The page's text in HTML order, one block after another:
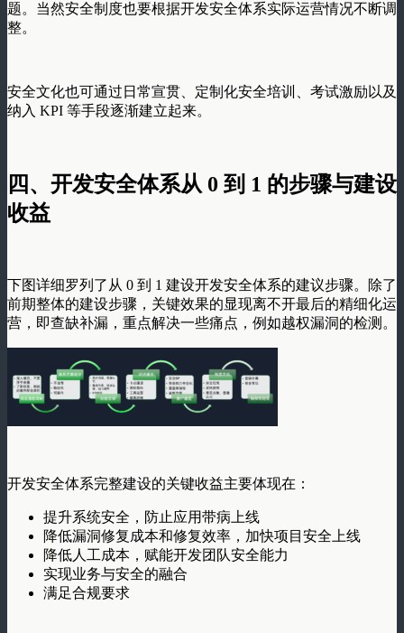
题。当然安全制度也要根据开发安全体系实际运营情况不断调
整。
安全文化也可通过日常宣贯、定制化安全培训、考试激励以及
纳入 KPI 等手段逐渐建立起来。
四、 开发安全体系从 0 到 1 的步骤与建设
收益
下图详细罗列了从 0 到 1 建设开发安全体系的建议步骤。除了
前期整体的建设步骤，关键效果的显现离不开最后的精细化运
营，即查缺补漏，重点解决一些痛点，例如越权漏洞的检测。
开发安全体系完整建设的关键收益主要体现在：
提升系统安全，防止应用带病上线
降低漏洞修复成本和修复效率，加快项目安全上线
降低人工成本，赋能开发团队安全能力
实现业务与安全的融合
满足合规要求